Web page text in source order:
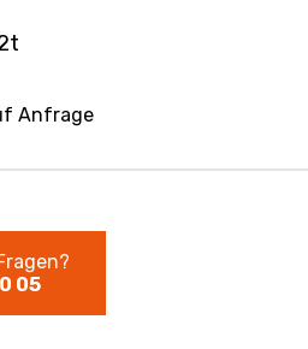
Anfrage
05